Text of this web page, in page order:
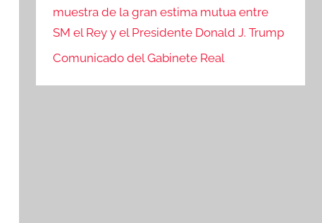
muestra de la gran estima mutua entre
SM el Rey y el Presidente Donald J. Trump
Comunicado del Gabinete Real